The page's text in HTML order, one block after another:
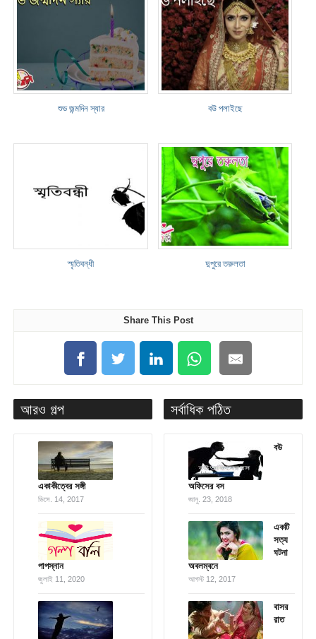
শুভ জন্মদিন স্যার বউ পলাইছে
স্মৃতিবন্ধী দুপুরে তরুলতা
Share This Post
আরও গল্প
একাকীত্বের সঙ্গী
ডিসে. 14, 2017
পাপস্নান
জুলাই 11, 2020
সর্বাধিক পঠিত
বউ
অফিসের বস
জানু. 23, 2018
একটি
সত্য
ঘটনা
অবলম্বনে
আগস্ট 12, 2017
বাসর
রাত